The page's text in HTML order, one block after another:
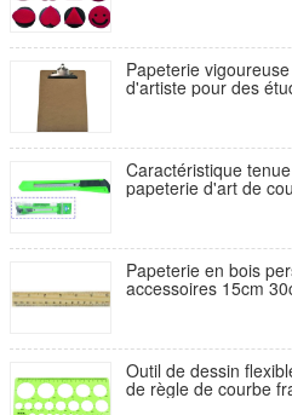
Papeterie
d'artiste pour des
Caractéristique
papeterie d'art de
Papeterie en bois
accessoires 15cm
Outil de dessin
de règle de courbe